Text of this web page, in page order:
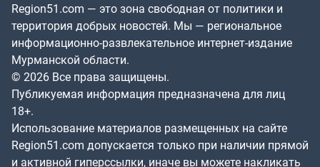
Region51.com — это зона свободная от политики и
территория добрых новостей. Мы — региональное
информационно-развлекательное интернет-издание
Мурманской области.
© 2026 Все права защищены.
Публикуемая информация предназначена для лиц
18+.
Использование материалов размещенных на сайте
Region51.com допускается только при наличии прямой
и активной гиперссылки, иначе вы можете накликать